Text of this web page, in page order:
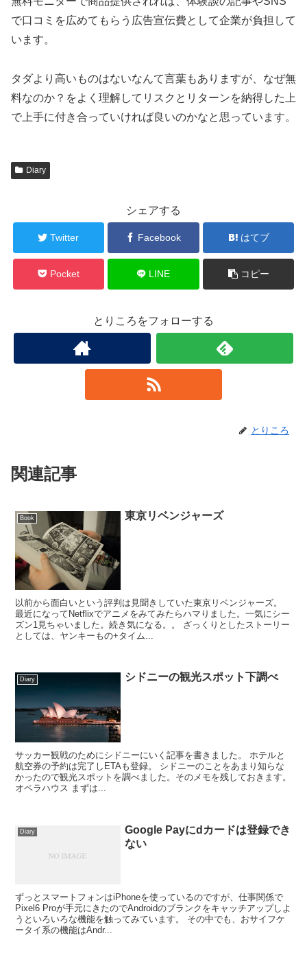
で口コミを広めてもらう広告宣伝費として企業が負担して
います。
タダより高いものはないなんて言葉もありますが、なぜ無
料なのか？をよく理解してリスクとリターンを納得した上
で上手に付き合っていければ良いのかなと思っています。
Diary
シェアする
Twitter Facebook はてブ
Pocket LINE コピー
とりころをフォローする
とりころ
関連記事
Book 東京リベンジャーズ
以前から面白いという評判は見聞きしていた東京リベンジャーズ。
最近になってNetflixでアニメをみてみたらハマりました。一気にシー
ズン1見ちゃいました。続き気になる。。 ざっくりとしたストーリー
としては、ヤンキーもの+タイム...
Diary シドニーの観光スポット下調べ
サッカー観戦のためにシドニーにいく記事を書きました。 ホテルと
航空券の予約は完了しETAも登録。 シドニーのことをあまり知らな
かったので観光スポットを調べました。そのメモを残しておきます。
オペラハウス まずは...
Diary
Google Payにdカードは登録でき
ない
ずっとスマートフォンはiPhoneを使っているのですが、仕事関係で
Pixel6 Proが手元にきたのでAndroidのブランクをキャッチアップしよ
うといろいろな機能を触ってみています。 その中でも、おサイフケ
ータイ系の機能はAndr...